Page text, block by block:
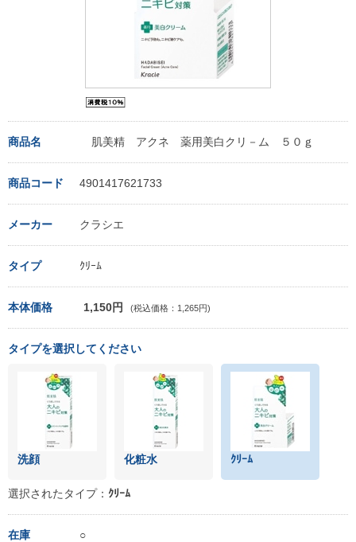
商品名 肌美精 アクネ 薬用美白クリ－ム ５０ｇ
商品コード 4901417621733
メーカー クラシエ
タイプ ｸﾘｰﾑ
本体価格 1,150円 (税込価格：1,265円)
タイプを選択してください
洗顔 化粧水 ｸﾘｰﾑ
選択されたタイプ： ｸﾘｰﾑ
在庫 ○